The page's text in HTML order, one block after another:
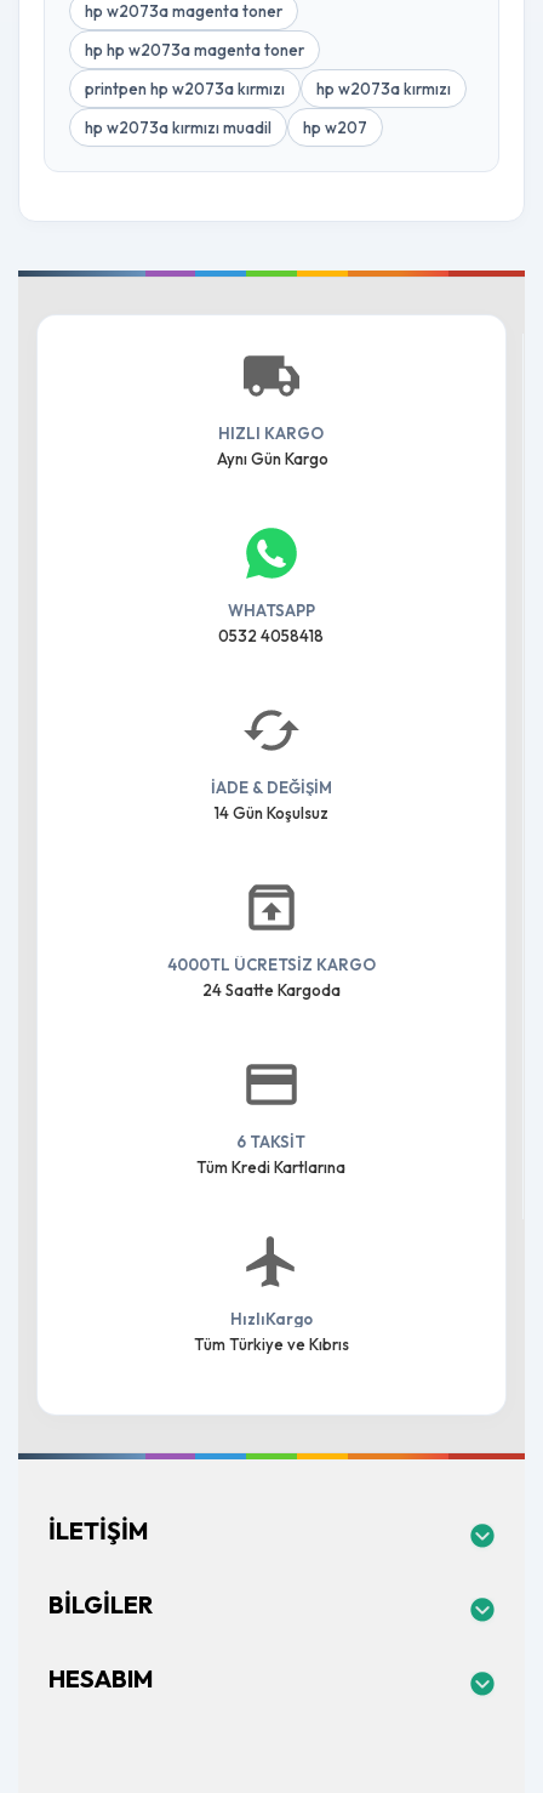
hp w2073a magenta toner
hp hp w2073a magenta toner
printpen hp w2073a kırmızı
hp w2073a kırmızı
hp w2073a kırmızı muadil
hp w207
HIZLI KARGO
Aynı Gün Kargo
WHATSAPP
0532 4058418
İADE & DEĞİŞİM
14 Gün Koşulsuz
4000TL ÜCRETSİZ KARGO
24 Saatte Kargoda
6 TAKSİT
Tüm Kredi Kartlarına
HızlıKargo
Tüm Türkiye ve Kıbrıs
İLETIŞIM
BILGILER
HESABIM